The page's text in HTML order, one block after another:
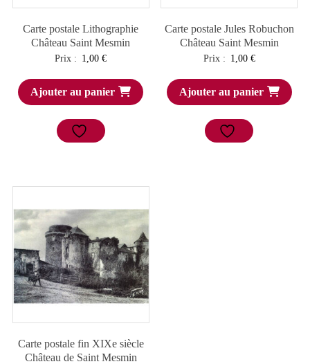
Carte postale Lithographie
Château Saint Mesmin
Prix : 1,00€
Ajouter au panier
Carte postale Jules Robuchon
Château Saint Mesmin
Prix : 1,00 €
Ajouter au panier
Carte postale fin XIXe siècle
Château de Saint Mesmin